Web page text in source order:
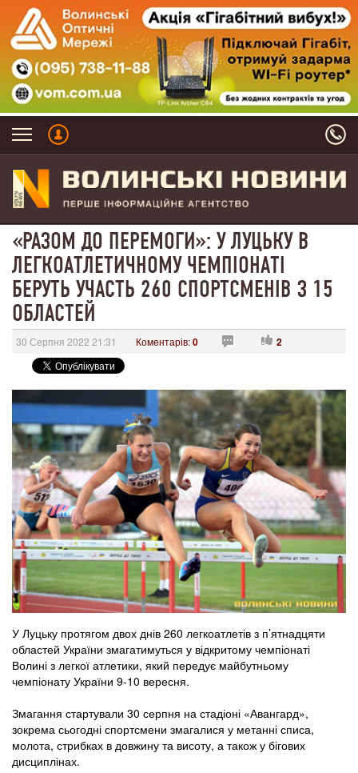
«РАЗОМ ДО ПЕРЕМОГИ»: У ЛУЦЬКУ В
ЛЕГКОАТЛЕТИЧНОМУ ЧЕМПІОНАТІ
БЕРУТЬ УЧАСТЬ 260 СПОРТСМЕНІВ З 15
ОБЛАСТЕЙ
30 Серпня 2022 21:31 Коментарів:0 2
У Луцьку протягом двох днів 260 легкоатлетів з п’ятнадцяти
областей України змагатимуться у відкритому чемпіонаті
Волині з легкої атлетики, який передує майбутньому
чемпіонату України 9-10 вересня.
Змагання стартували 30 серпня на стадіоні «Авангард»,
зокрема сьогодні спортсмени змагалися у метанні списа,
молота, стрибках в довжину та висоту, а також у бігових
дисциплінах.